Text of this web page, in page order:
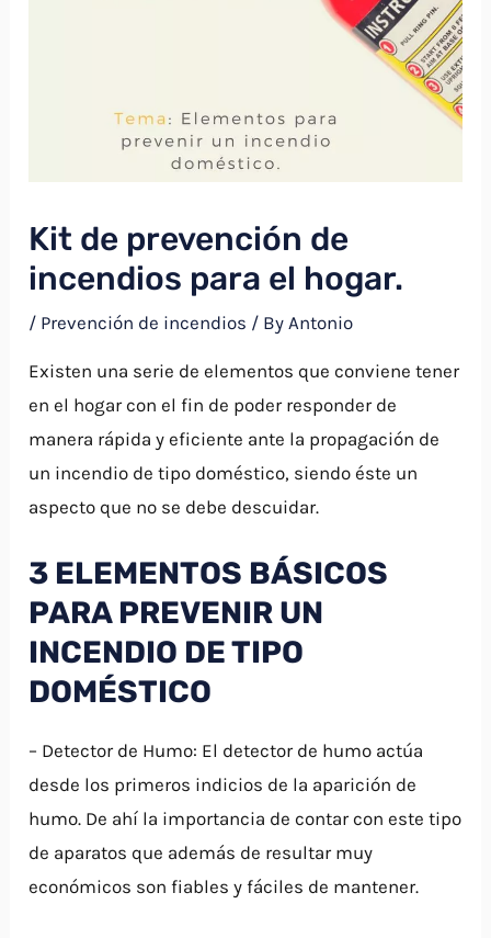
Kit de prevención de
incendios para el hogar.
/ Prevención de incendios / By Antonio
Existen una serie de elementos que conviene tener
en el hogar con el fin de poder responder de
manera rápida y eficiente ante la propagación de
un incendio de tipo doméstico, siendo éste un
aspecto que no se debe descuidar.
3 ELEMENTOS BÁSICOS
PARA PREVENIR UN
INCENDIO DE TIPO
DOMÉSTICO
– Detector de Humo: El detector de humo actúa
desde los primeros indicios de la aparición de
humo. De ahí la importancia de contar con este tipo
de aparatos que además de resultar muy
económicos son fiables y fáciles de mantener.